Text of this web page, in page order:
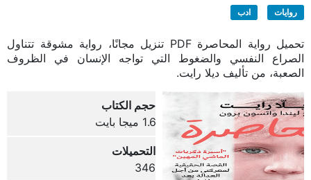
روايات ادب
تحميل رواية المحاصرة PDF تنزيل مجانًا، رواية مشوقة تتناول
الصراع النفسي والضغوط التي تواجه الإنسان في الظروف
الصعبة، من تأليف ديلا رايت.
حجم الكتاب
1.6 ميجا بايت
التحميلات
346